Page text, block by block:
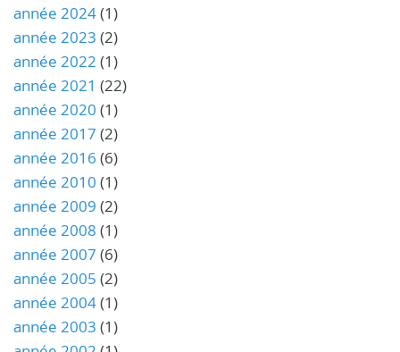
année 2024(1)
année 2023 (2)
année 2022 (1)
année 2021 (22)
année 2020 (1)
année 2017 (2)
année 2016 (6)
année 2010 (1)
année 2009 (2)
année 2008 (1)
année 2007 (6)
année 2005 (2)
année 2004(1)
année 2003 (1)